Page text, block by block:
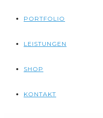
PORTFOLIO
LEISTUNGEN
SHOP
KONTAKT